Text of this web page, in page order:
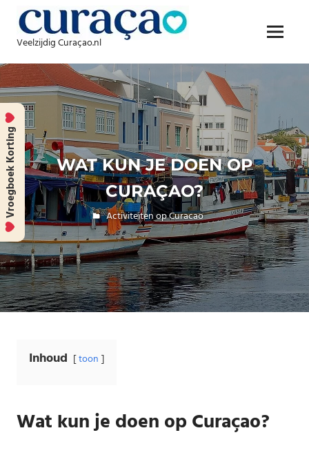
content
Veelzijdig Curaçao.nl Menu
WAT KUN JE DOEN OP
CURAÇAO?
29 april 2025
Globetrotter
Activiteiten op Curacao
Inhoud toon
Wat kun je doen op Curaçao?
Vroegboek Korting